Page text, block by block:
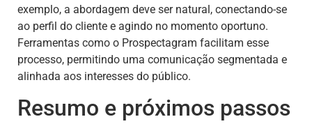
exemplo, a abordagem deve ser natural, conectando-se
ao perfil do cliente e agindo no momento oportuno.
Ferramentas como o Prospectagram facilitam esse
processo, permitindo uma comunicação segmentada e
alinhada aos interesses do público.
Resumo e próximos passos